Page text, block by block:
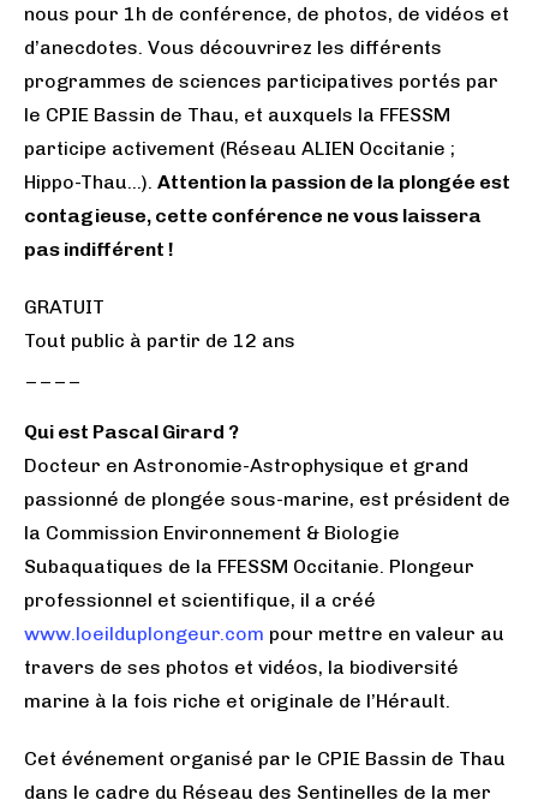
nous pour 1h de conférence, de photos, de vidéos et
d’anecdotes. Vous découvrirez les différents
programmes de sciences participatives portés par
le CPIE Bassin de Thau, et auxquels la FFESSM
participe activement (Réseau ALIEN Occitanie ;
Hippo-Thau…). Attention la passion de la plongée est
contagieuse, cette conférence ne vous laissera
pas indifférent !
GRATUIT
Tout public à partir de 12 ans
Qui est Pascal Girard ?
Docteur en Astronomie-Astrophysique et grand
passionné de plongée sous-marine, est président de
la Commission Environnement & Biologie
Subaquatiques de la FFESSM Occitanie. Plongeur
professionnel et scientifique, il a créé
www.loeilduplongeur.com pour mettre en valeur au
travers de ses photos et vidéos, la biodiversité
marine à la fois riche et originale de l’Hérault.
Cet événement organisé par le CPIE Bassin de Thau
dans le cadre du Réseau des Sentinelles de la mer